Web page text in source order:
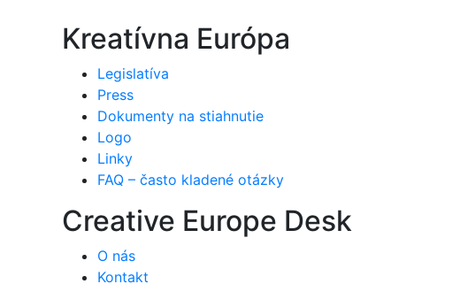
Kreatívna Európa
Legislatíva
Press
Dokumenty na stiahnutie
Logo
Linky
FAQ – často kladené otázky
Creative Europe Desk
O nás
Kontakt